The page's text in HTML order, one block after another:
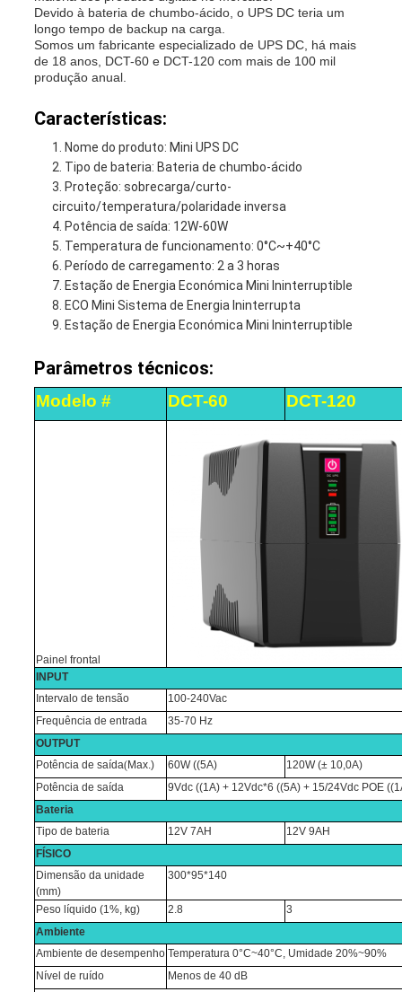
Devido à bateria de chumbo-ácido, o UPS DC teria um
longo tempo de backup na carga.
Somos um fabricante especializado de UPS DC, há mais
de 18 anos, DCT-60 e DCT-120 com mais de 100 mil
produção anual.
Características:
Nome do produto: Mini UPS DC
Tipo de bateria: Bateria de chumbo-ácido
Proteção: sobrecarga/curto-
circuito/temperatura/polaridade inversa
Potência de saída: 12W-60W
Temperatura de funcionamento: 0°C~+40°C
Período de carregamento: 2 a 3 horas
Estação de Energia Económica Mini Ininterruptible
ECO Mini Sistema de Energia Ininterrupta
Estação de Energia Económica Mini Ininterruptible
Parâmetros técnicos:
Modelo # DCT-60 DCT-120
Painel frontal
INPUT
Intervalo de tensão
100-240Vac
Frequência de entrada
35-70 Hz
OUTPUT
Potência de saída(Max.) 60W ((5A)
120W (± 10,0A)
Potência de saída
9Vdc ((1A) + 12Vdc*6 ((5A) + 15/24Vdc POE
Bateria
Tipo de bateria
12V 7AH
12V 9AH
FÍSICO
Dimensão da unidade
(mm)
300*95*140
Peso líquido (1%, kg) 2.8
3
Ambiente
Ambiente de desempenho Temperatura 0°C~40°C, Umidade 20%~90%
Nível de ruído
Menos de 40 dB